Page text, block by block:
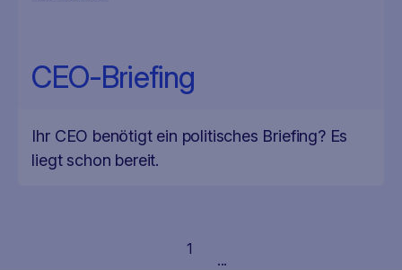
CEO-Briefing
Ihr CEO benötigt ein politisches Briefing? Es
liegt schon bereit.
1
...